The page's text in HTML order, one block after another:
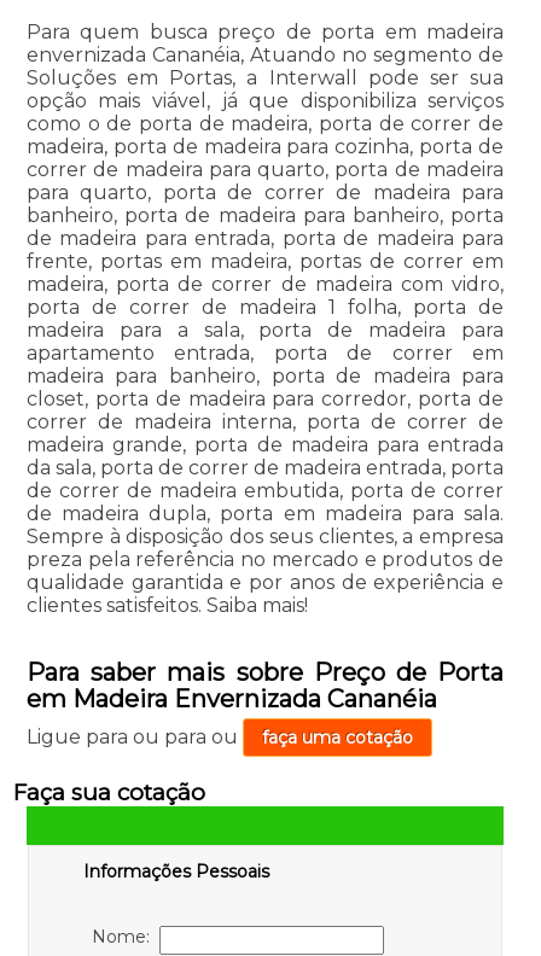
Para quem busca preço de porta em madeira
envernizada Cananéia, Atuando no segmento de
Soluções em Portas, a Interwall pode ser sua
opção mais viável, já que disponibiliza serviços
como o de porta de madeira, porta de correr de
madeira, porta de madeira para cozinha, porta de
correr de madeira para quarto, porta de madeira
para quarto, porta de correr de madeira para
banheiro, porta de madeira para banheiro, porta
de madeira para entrada, porta de madeira para
frente, portas em madeira, portas de correr em
madeira, porta de correr de madeira com vidro,
porta de correr de madeira 1 folha, porta de
madeira para a sala, porta de madeira para
apartamento entrada, porta de correr em
madeira para banheiro, porta de madeira para
closet, porta de madeira para corredor, porta de
correr de madeira interna, porta de correr de
madeira grande, porta de madeira para entrada
da sala, porta de correr de madeira entrada, porta
de correr de madeira embutida, porta de correr
de madeira dupla, porta em madeira para sala.
Sempre à disposição dos seus clientes, a empresa
preza pela referência no mercado e produtos de
qualidade garantida e por anos de experiência e
clientes satisfeitos. Saiba mais!
Para saber mais sobre Preço de Porta
em Madeira Envernizada Cananéia
Ligue para ou para ou faça uma cotação
Faça sua cotação
Informações Pessoais
Nome: